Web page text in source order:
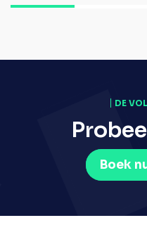
DE
Boek